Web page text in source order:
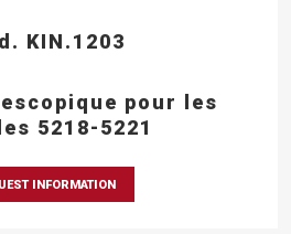
KIN.1203
pour les
5218-5221
INFORMATION